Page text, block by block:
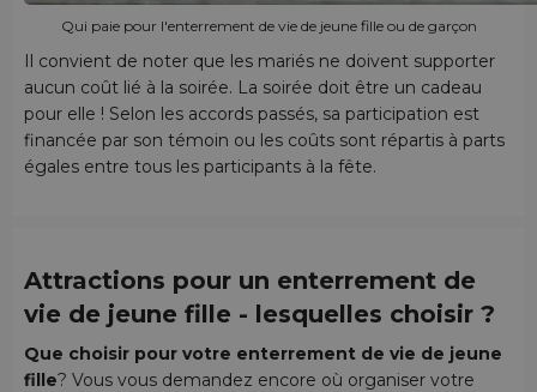
Qui paie pour l'enterrement de vie de jeune fille ou de garçon
Il convient de noter que les mariés ne doivent supporter
aucun coût lié à la soirée. La soirée doit être un cadeau
pour elle ! Selon les accords passés, sa participation est
financée par son témoin ou les coûts sont répartis à parts
égales entre tous les participants à la fête.
Attractions pour un enterrement de
vie de jeune fille - lesquelles choisir ?
Que choisir pour votre enterrement de vie de jeune
fille? Vous vous demandez encore où organiser votre